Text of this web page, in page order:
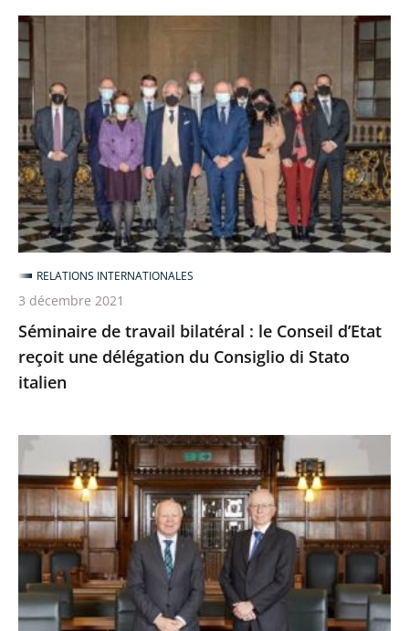
Séminaire
travail
bilatéral
:
le
Conseil
d’Etat
reçoit
une
délégation
du
Consiglio
di
Stato
Séminaire de travail bilatéral : le Conseil d’Etat
reçoit une délégation du Consiglio di Stato
italien
RELATIONS INTERNATIONALES
3 décembre 2021
bilatéral
de
travail
à
Cour
suprême